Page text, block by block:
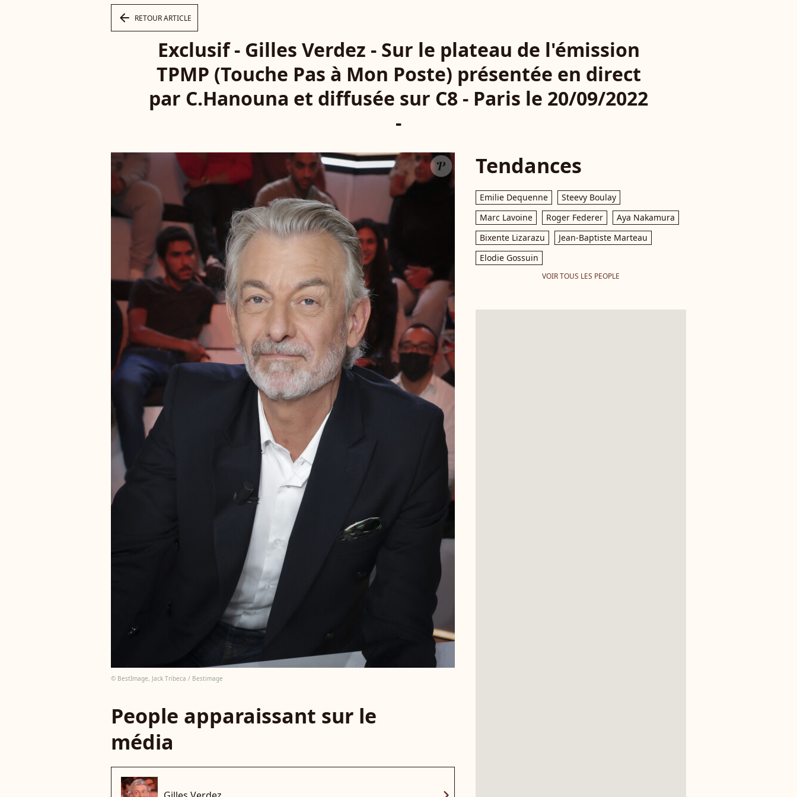
arrow_left RETOUR ARTICLE
Exclusif - Gilles Verdez - Sur le plateau de l'émission
TPMP (Touche Pas à Mon Poste) présentée en direct
par C.Hanouna et diffusée sur C8 - Paris le 20/09/2022
-
© BestImage, Jack Tribeca / Bestimage
People apparaissant sur le
média
Tendances
Emilie Dequenne
Steevy Boulay
Marc Lavoine
Roger Federer
Aya Nakamura
Bixente Lizarazu
Jean-Baptiste Marteau
Elodie Gossuin
VOIR TOUS LES PEOPLE